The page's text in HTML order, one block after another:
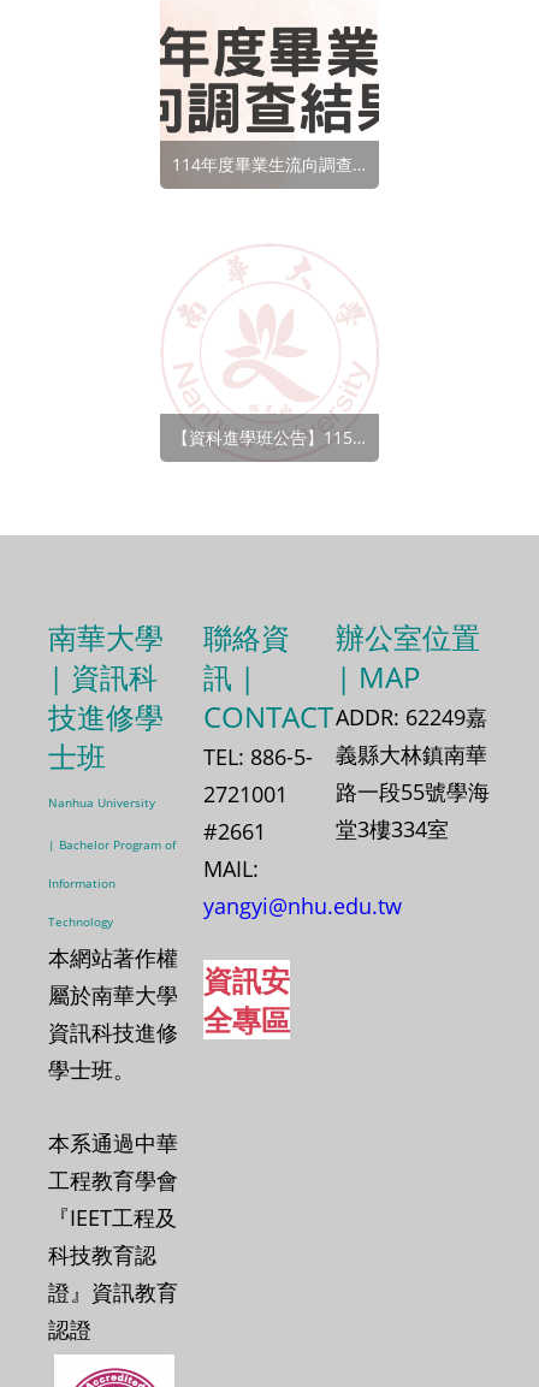
114年度畢業生流向調查結果
【資科進學班公告】115學年度資訊科技進修學士班停招
南華大學
| 資訊科
技進修學
士班
Nanhua University
| Bachelor Program of
Information
Technology
本網站著作權
屬於南華大學
資訊科技進修
學士班。
本系通過中華
工程教育學會
『IEET工程及
科技教育認
證』資訊教育
認證
聯絡資
訊 |
CONTACT
TEL: 886-5-
2721001
#2661
MAIL:
yangyi@nhu.edu.tw
資訊安
全專區
辦公室位置
| MAP
ADDR: 62249嘉
義縣大林鎮南華
路一段55號學海
堂3樓334室